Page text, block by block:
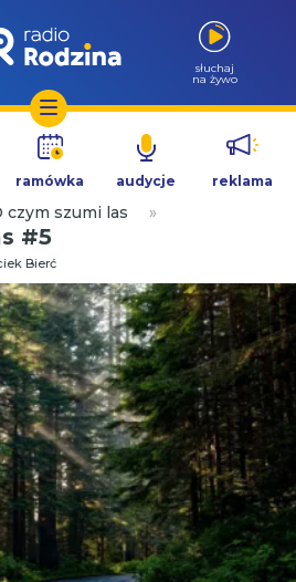
słuchaj
na żywo
ramówka audycje reklama
czym szumi las »
#5
Bierć